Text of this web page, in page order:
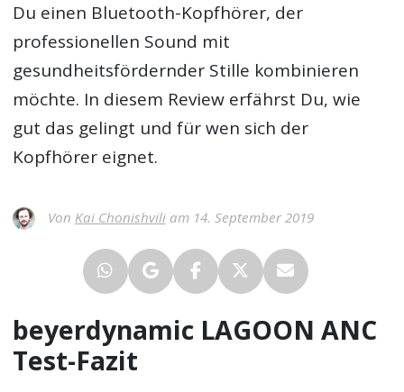
Du einen Bluetooth-Kopfhörer, der
professionellen Sound mit
gesundheitsfördernder Stille kombinieren
möchte. In diesem Review erfährst Du, wie
gut das gelingt und für wen sich der
Kopfhörer eignet.
Von Kai Chonishviliam 14. September 2019
beyerdynamic LAGOON ANC
Test-Fazit